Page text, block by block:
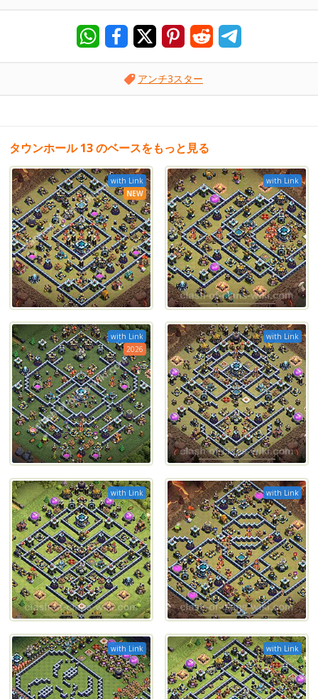
アンチ3スター
タウンホール 13 のベースをもっと見る
with Link
NEW
with Link
with Link
2026
with Link
with Link with Link
with Link with Link